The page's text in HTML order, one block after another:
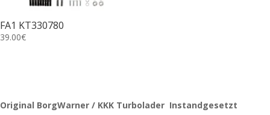
FA1 KT330780
39.00€
Original BorgWarner / KKK Turbolader Instandgesetzt